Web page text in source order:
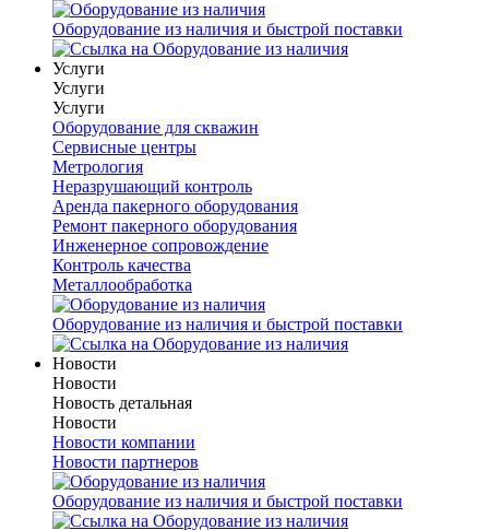
Оборудование из наличия и быстрой поставки
Услуги
Услуги
Услуги
Оборудование для скважин
Сервисные центры
Метрология
Неразрушающий контроль
Аренда пакерного оборудования
Ремонт пакерного оборудования
Инженерное сопровождение
Контроль качества
Металлообработка
Оборудование из наличия и быстрой поставки
Новости
Новости
Новость детальная
Новости
Новости компании
Новости партнеров
Оборудование из наличия и быстрой поставки